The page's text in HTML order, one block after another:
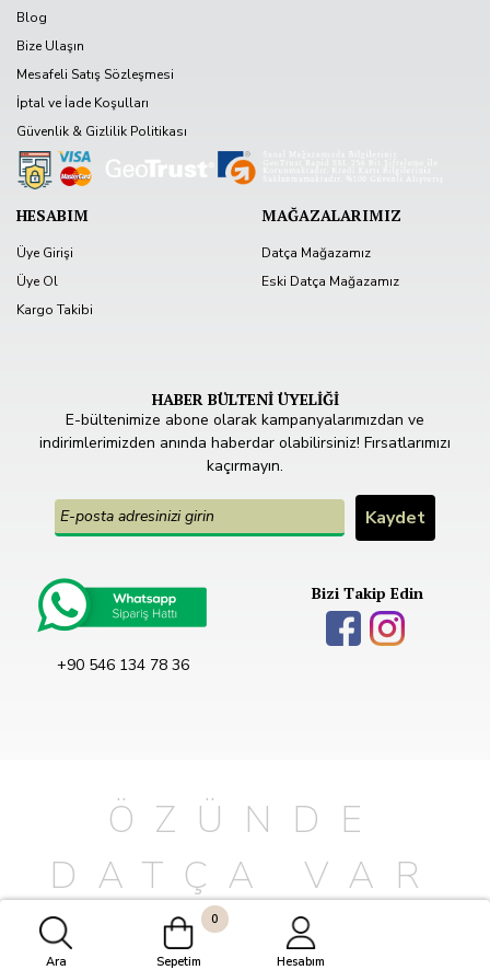
Ara
0
Sepetim Hesabım
Blog
Bize Ulaşın
Mesafeli Satış Sözleşmesi
İptal ve İade Koşulları
Güvenlik & Gizlilik Politikası
HESABIM
Üye Girişi
Üye Ol
Kargo Takibi
MAĞAZALARIMIZ
Datça Mağazamız
Eski Datça Mağazamız
HABER BÜLTENİ ÜYELİĞİ
E-bültenimize abone olarak kampanyalarımızdan ve
indirimlerimizden anında haberdar olabilirsiniz! Fırsatlarımızı
kaçırmayın.
+90 546 134 78 36
Bizi Takip Edin
ÖZÜNDE
DATÇA VAR
© 2024 Özlü Datça Tüm Hakları